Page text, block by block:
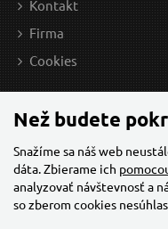
1,60 EUR / Ks
1.3 EUR bez DPH
Šroubovák
Kontakt
Firma
Cookies
Než budete
Snažíme sa náš web
dáta. Zbierame ich
analyzovať návštevnosť a
so zberom cookies